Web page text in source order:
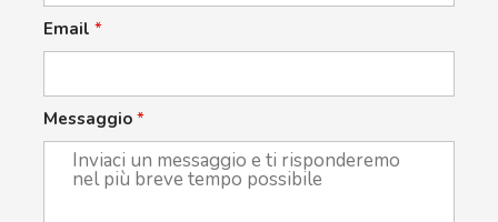
Email *
Messaggio *